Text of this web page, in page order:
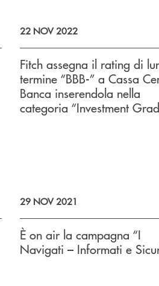
22 NOV 2022
Fitch assegna il rating di
termine “BBB-” a Cassa
Banca inserendola nella
categoria “Investment
29 NOV 2021
È on air la campagna “I
Navigati – Informati e